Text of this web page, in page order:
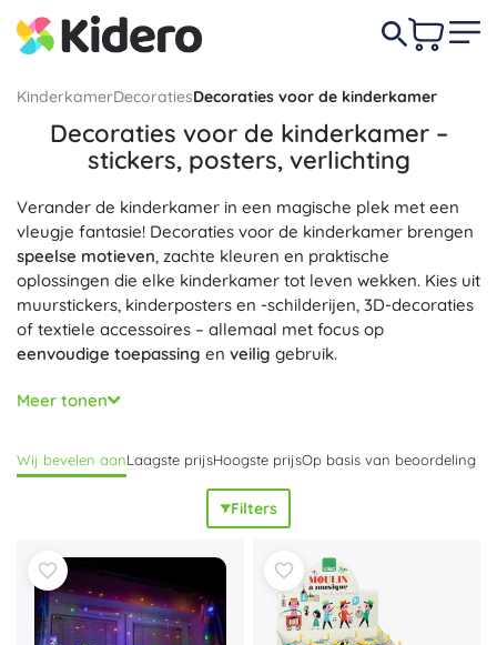
KinderkamerDecoratiesDecoraties voor de kinderkamer
Decoraties voor de kinderkamer –
stickers, posters, verlichting
Verander de kinderkamer in een magische plek met een
vleugje fantasie! Decoraties voor de kinderkamer brengen
speelse motieven, zachte kleuren en praktische
oplossingen die elke kinderkamer tot leven wekken. Kies uit
muurstickers, kinderposters en -schilderijen, 3D-decoraties
of textiele accessoires – allemaal met focus op
eenvoudige toepassing en veilig gebruik.
Populair zijn muurstickers, kindertapeten en borders, die
een muur veranderen zonder te boren of te schilderen.
groeimeters, naambordjes voor op de deur, slingers en
vlaggetjes, lichtjes en lichtslingers geven het interieur een
prettige sfeer
het heelal, auto’s en bloemen stimuleren creativiteit en
prikkelen de verbeelding. Zo stem je de hele kinderkamer
eenvoudig op elkaar af – van een hoekje voor de baby tot
een plek voor de schoolganger – dankzij harmonieuze sets
van kleuren en motieven. Decoraties voor de kinderkamer
Meer tonen
Wij bevelen aanLaagste prijsHoogste prijsOp basis van beoordeling
Filters